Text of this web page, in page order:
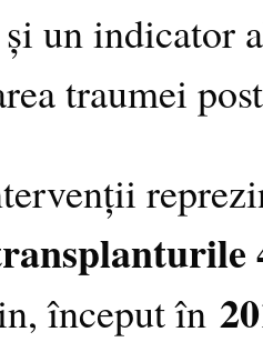
un indicator
traumei
început în